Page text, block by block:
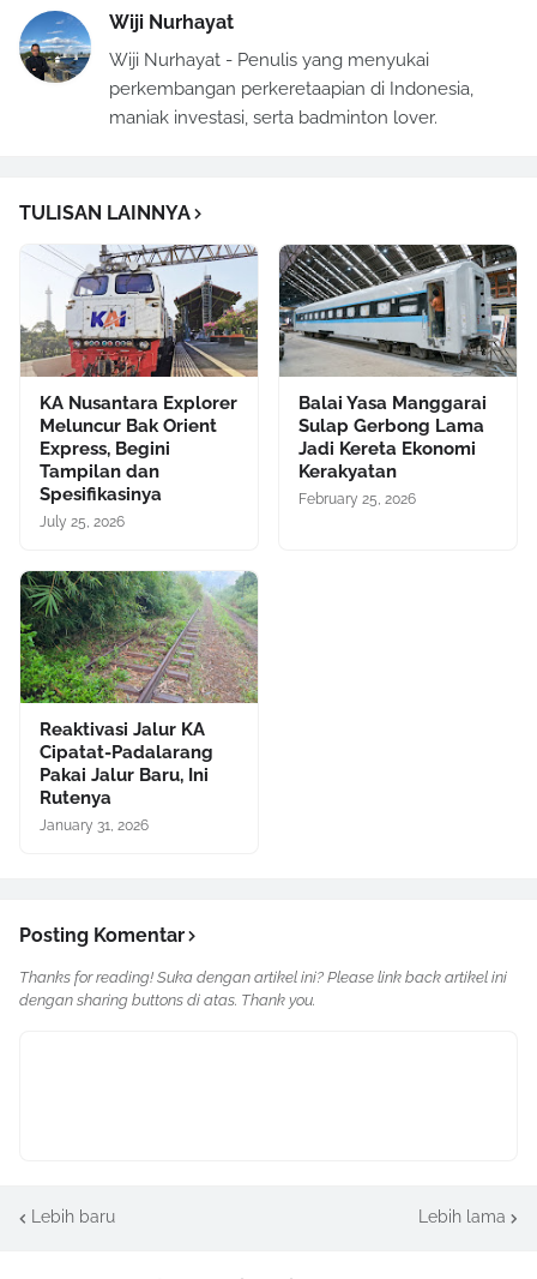
Wiji Nurhayat
Wiji Nurhayat - Penulis yang menyukai
perkembangan perkeretaapian di Indonesia,
maniak investasi, serta badminton lover.
TULISAN LAINNYA
KA Nusantara Explorer
Meluncur Bak Orient
Express, Begini
Tampilan dan
Spesifikasinya
July 25, 2026
Balai Yasa Manggarai
Sulap Gerbong Lama
Jadi Kereta Ekonomi
Kerakyatan
February 25, 2026
Reaktivasi Jalur KA
Cipatat-Padalarang
Pakai Jalur Baru, Ini
Rutenya
January 31, 2026
Posting Komentar
Thanks for reading! Suka dengan artikel ini? Please link back artikel ini
dengan sharing buttons di atas. Thank you.
Lebih baru Lebih lama